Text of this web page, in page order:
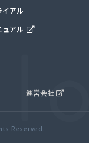
イアル
ュアル
運営会社
Reserved.